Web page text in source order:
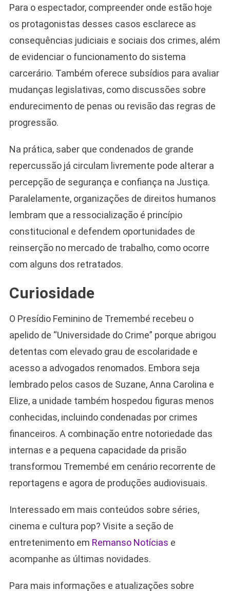
Para o espectador, compreender onde estão hoje
os protagonistas desses casos esclarece as
consequências judiciais e sociais dos crimes, além
de evidenciar o funcionamento do sistema
carcerário. Também oferece subsídios para avaliar
mudanças legislativas, como discussões sobre
endurecimento de penas ou revisão das regras de
progressão.
Na prática, saber que condenados de grande
repercussão já circulam livremente pode alterar a
percepção de segurança e confiança na Justiça.
Paralelamente, organizações de direitos humanos
lembram que a ressocialização é princípio
constitucional e defendem oportunidades de
reinserção no mercado de trabalho, como ocorre
com alguns dos retratados.
Curiosidade
O Presídio Feminino de Tremembé recebeu o
apelido de “Universidade do Crime” porque abrigou
detentas com elevado grau de escolaridade e
acesso a advogados renomados. Embora seja
lembrado pelos casos de Suzane, Anna Carolina e
Elize, a unidade também hospedou figuras menos
conhecidas, incluindo condenadas por crimes
financeiros. A combinação entre notoriedade das
internas e a pequena capacidade da prisão
transformou Tremembé em cenário recorrente de
reportagens e agora de produções audiovisuais.
Interessado em mais conteúdos sobre séries,
cinema e cultura pop? Visite a seção de
entretenimento em Remanso Notícias e
acompanhe as últimas novidades.
Para mais informações e atualizações sobre